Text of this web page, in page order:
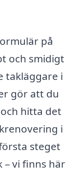
på
och smidigt
takläggare i
gör att du
hitta det
i
steget
vi finns här